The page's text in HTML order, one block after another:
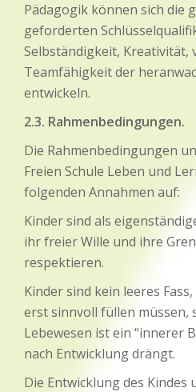
Pädagogik können sich die
geforderten
Selbständigkeit, Kreativität,
Teamfähigkeit der
entwickeln.
2.3. Rahmenbedingungen.
Die Rahmenbedingungen
Freien Schule Leben und
folgenden Annahmen auf:
Kinder sind als
ihr freier Wille und ihre
respektieren.
Kinder sind kein leeres
erst sinnvoll füllen müssen,
Lebewesen ist ein “innerer
nach Entwicklung drängt.
Die Entwicklung des Kindes